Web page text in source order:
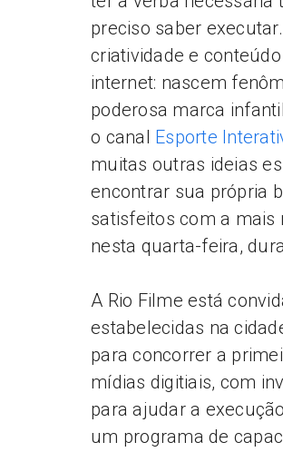
preciso saber
criatividade e
internet: nascem
poderosa marca
o canal Esporte
muitas outras ideias
encontrar sua própria
satisfeitos com a mais
nesta quarta-feira,
A Rio Filme está
estabelecidas na
para concorrer a
mídias digitiais, com
para ajudar a
um programa de